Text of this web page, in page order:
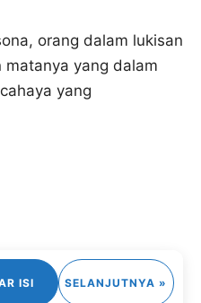
orang dalam lukisan
yang dalam
yang
ISI SELANJUTNYA »